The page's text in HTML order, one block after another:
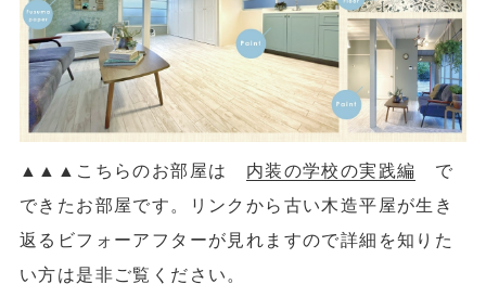
▲ ▲ ▲こちらのお部屋は 内装の学校の実践編 で
できたお部屋です。リンクから古い木造平屋が生き
返るビフォーアフターが見れますので詳細を知りた
い方は是非ご覧ください。